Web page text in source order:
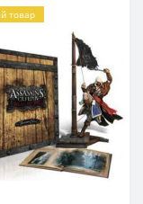
товар